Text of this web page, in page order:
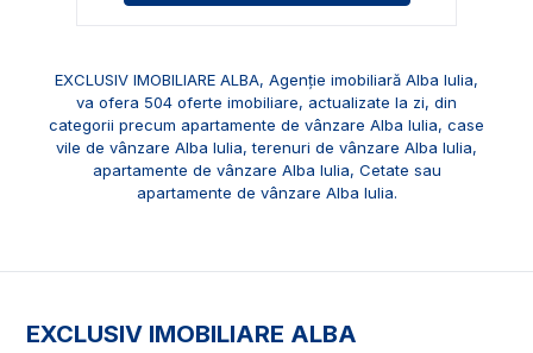
EXCLUSIV IMOBILIARE ALBA, Agenție imobiliară Alba Iulia,
va ofera 504 oferte imobiliare, actualizate la zi, din
categorii precum apartamente de vânzare Alba Iulia, case
vile de vânzare Alba Iulia,terenuri de vânzare Alba Iulia,
apartamente de vânzare Alba Iulia, Cetate sau
apartamente de vânzare Alba Iulia.
EXCLUSIV IMOBILIARE ALBA